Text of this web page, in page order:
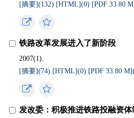
[摘要](132) [HTML](0) [PDF 33.80
铁路改革发展进入了新阶段
2007(1).
[摘要](74) [HTML](0) [PDF 33.80
发改委：积极推进铁路投融资体